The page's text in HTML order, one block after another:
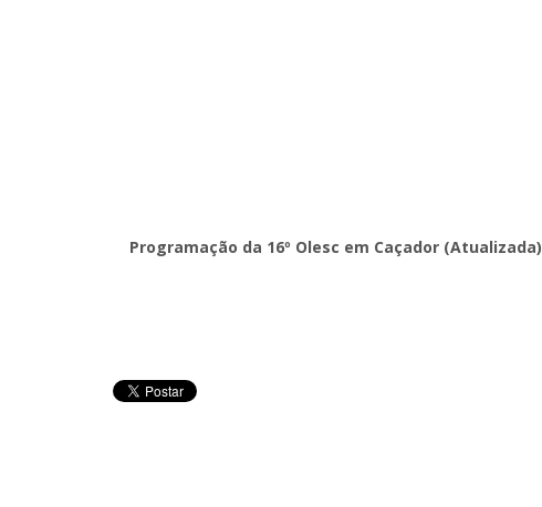
Programação da 16º Olesc em Caçador (Atualizada)